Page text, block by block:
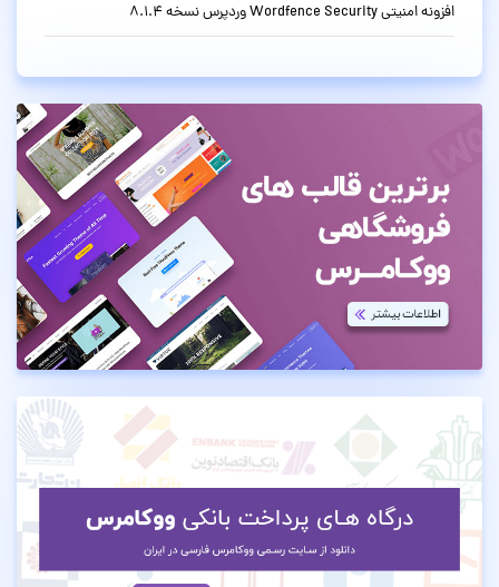
افزونه امنیتی Wordfence Security وردپرس نسخه 8.1.4